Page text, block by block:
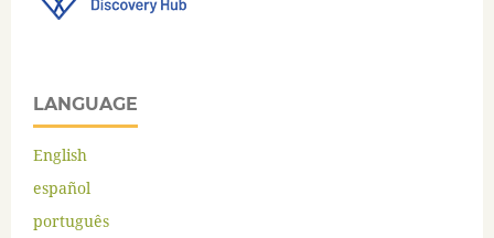
LANGUAGE
English
español
português